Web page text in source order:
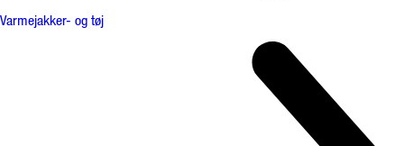
Varmejakker- og tøj